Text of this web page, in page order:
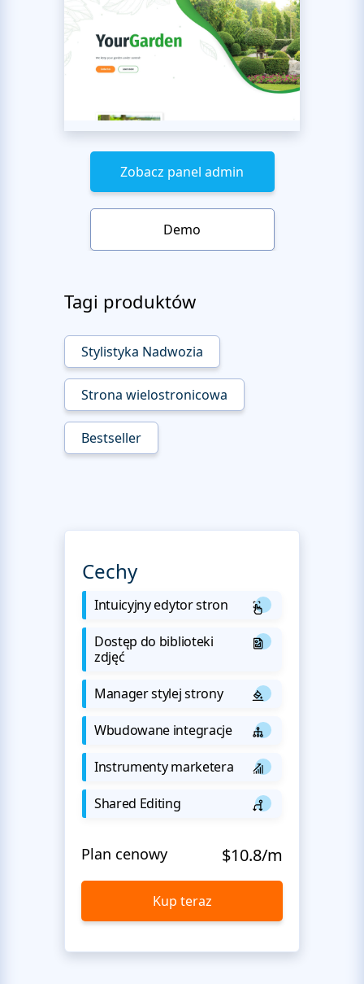
Zobacz panel admin
Demo
Tagi produktów
Stylistyka Nadwozia
Strona wielostronicowa
Bestseller
Cechy
Intuicyjny edytor stron
Dostęp do biblioteki
zdjęć
Manager stylej strony
Wbudowane integracje
Instrumenty marketera
Shared Editing
Plan cenowy $10.8/m
Kup teraz